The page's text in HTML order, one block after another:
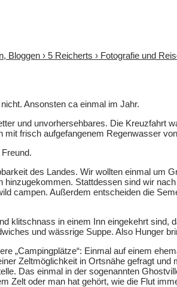
Bloggen › 5 Reicherts › Fotografie und
Ansonsten ca einmal im Jahr.
und unvorhersehbares. Die
frisch aufgefangenem Regenwasser
des Landes. Wir wollten einmal um
Stattdessen sind wir
campen. Außerdem entscheiden die
klitschnass in einem Inn eingekehrt
und wässrige Suppe. Also Hunger
„Campingplätze“: Einmal auf einem
Zeltmöglichkeit in Ortsnähe gefragt
Das einmal in der sogenannten
Zelt oder man hat gehört, wie die Flut